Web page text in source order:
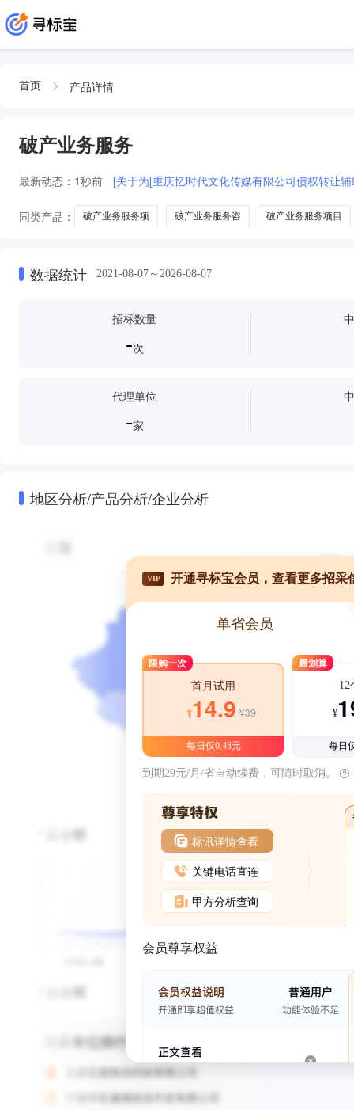
首页 产品详情
破产业务服务
最新动态： 1秒前 [关于为[重庆忆时代文化传媒有限公司债权转让
同类产品： 破产业务服务项 破产业务服务咨 破产业务服务项目
数据统计 2021-08-07～2026-08-07
招标数量
-次
代理单位
-家
地区分析/产品分析/企业分析
VIP 开通寻标宝会员，查看更多招采
单省会员
限购一次
首月试用
¥14.9 ¥39
每日仅0.48元
最划算
12
¥
每日
到期29元/月/省自动续费，可随时取消。
标讯详情查看
关键电话直连
甲方分析查询
会员尊享权益